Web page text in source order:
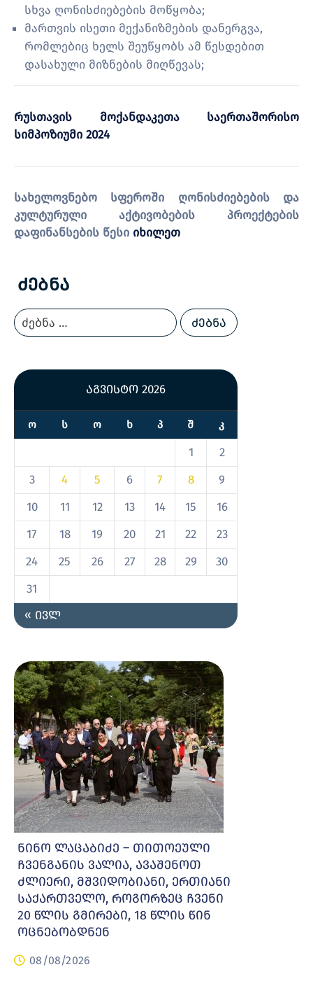
სხვა ღონისძიებების მოწყობა;
მართვის ისეთი მექანიზმების დანერგვა,
რომლებიც ხელს შეუწყობს ამ წესდებით
დასახული მიზნების მიღწევას;
რუსთავის მოქანდაკეთა საერთაშორისო
სიმპოზიუმი 2024
სახელოვნებო სფეროში ღონისძიებების და
კულტურული აქტივობების პროექტების
დაფინანსების წესი იხილეთ
Ძებნა
აგვისტო 2026
Ო Ს Ო Ხ Პ Შ Კ
1
2
3
4 5 6 7 8
9
10
11 12 13 14 15
16
17
18 19 20 21 22
23
24
25 26 27 28 29
30
31
« ივლ
ნინო ლაცაბიძე – თითოეული
ჩვენგანის ვალია, ავაშენოთ
ძლიერი, მშვიდობიანი, ერთიანი
საქართველო, როგორზეც ჩვენი
20 წლის გმირები, 18 წლის წინ
ოცნებობდნენ
08/08/2026